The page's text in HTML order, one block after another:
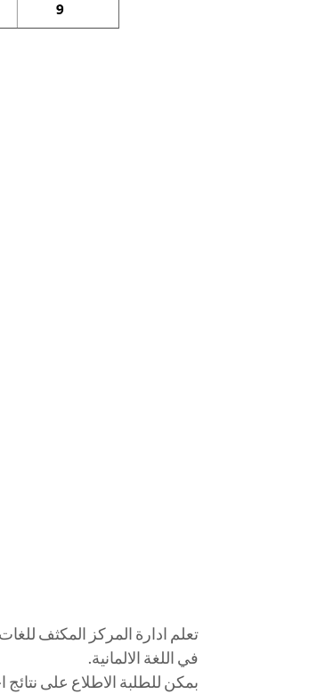
في اللغة الالمانية.
بمكن للطلبة الاطلاع على نتائج